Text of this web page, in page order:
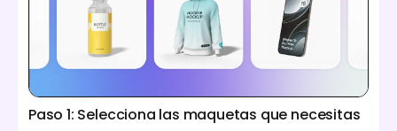
Paso 1: Selecciona las maquetas que necesitas